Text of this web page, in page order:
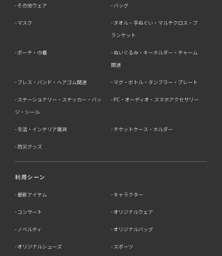
その他ウェア バッグ
マスク
タオル・手ぬぐい・マルチクロス・ブ
ランケット
ポーチ・巾着
ぬいぐるみ・キーホルダー・チャーム
関連
ブレス・バンド・ヘアゴム関連 マグ・ボトル・タンブラー・プレート
ステーショナリー・ステッカー・バッ
ジ・シール
PC・オーディオ・スマホアクセサリー
生活・インテリア雑貨 チケットケース・ホルダー
防災グッズ
利用シーン
最新アイテム キャラクター
コンサート オリジナルウェア
ノベルティ オリジナルバッグ
オリジナルシューズ スポーツ